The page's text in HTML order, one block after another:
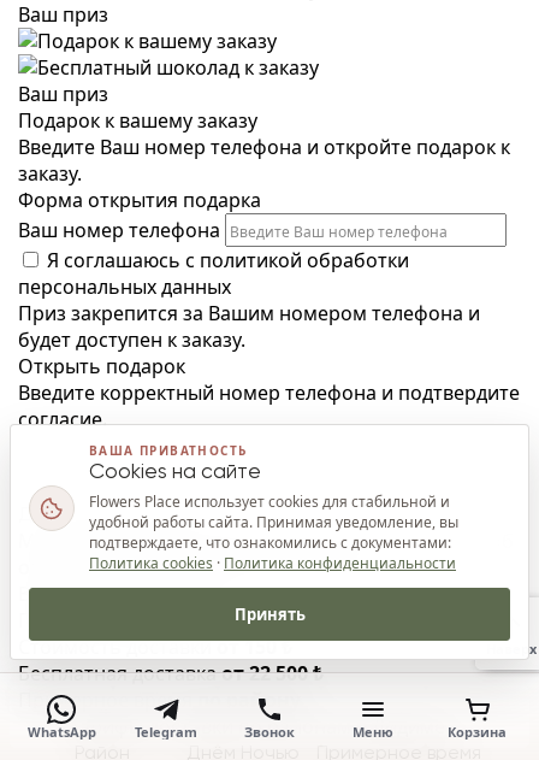
Ваш приз
Ваш приз
Подарок к вашему заказу
Введите Ваш номер телефона и откройте подарок к
заказу.
Форма открытия подарка
Ваш номер телефона
Я соглашаюсь с политикой обработки
персональных данных
Приз закрепится за Вашим номером телефона и
будет доступен к заказу.
Открыть подарок
Введите корректный номер телефона и подтвердите
согласие.
Доставка и оплата
Мы подтверждаем район, временное окно и способ
оплаты до передачи букета в сборку.
Все условия доставки
Стоимость доставкиот 150 ₺
Бесплатная доставкаот 22 500 ₺
Примерное время
по району
Тарифы доставки по районам в Дидиме
Днём Примерное время
WhatsApp Telegram Звонок Меню Корзина
Наверх
ВАША ПРИВАТНОСТЬ
Cookies на сайте
Flowers Place использует cookies для стабильной и
удобной работы сайта. Принимая уведомление, вы
подтверждаете, что ознакомились с документами:
Политика cookies · Политика конфиденциальности
Принять